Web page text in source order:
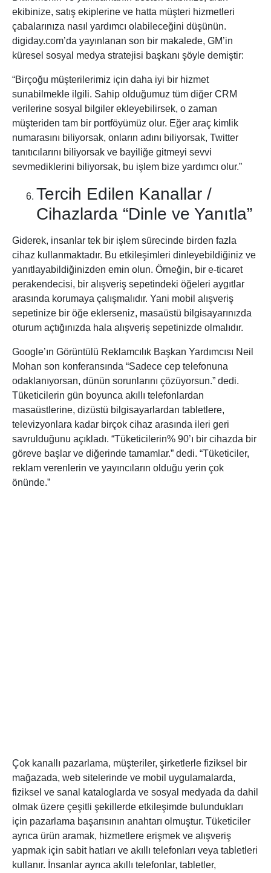
ekibinize, satış ekiplerine ve hatta müşteri hizmetleri
çabalarınıza nasıl yardımcı olabileceğini düşünün.
digiday.com’da yayınlanan son bir makalede, GM’in
küresel sosyal medya stratejisi başkanı şöyle demiştir:
“Birçoğu müşterilerimiz için daha iyi bir hizmet
sunabilmekle ilgili. Sahip olduğumuz tüm diğer CRM
verilerine sosyal bilgiler ekleyebilirsek, o zaman
müşteriden tam bir portföyümüz olur. Eğer araç kimlik
numarasını biliyorsak, onların adını biliyorsak, Twitter
tanıtıcılarını biliyorsak ve bayiliğe gitmeyi sevvi
sevmediklerini biliyorsak, bu işlem bize yardımcı olur.”
Tercih Edilen Kanallar /
Cihazlarda “Dinle ve Yanıtla”
Giderek, insanlar tek bir işlem sürecinde birden fazla
cihaz kullanmaktadır. Bu etkileşimleri dinleyebildiğiniz ve
yanıtlayabildiğinizden emin olun. Örneğin, bir e-ticaret
perakendecisi, bir alışveriş sepetindeki öğeleri aygıtlar
arasında korumaya çalışmalıdır. Yani mobil alışveriş
sepetinize bir öğe eklerseniz, masaüstü bilgisayarınızda
oturum açtığınızda hala alışveriş sepetinizde olmalıdır.
Google’ın Görüntülü Reklamcılık Başkan Yardımcısı Neil
Mohan son konferansında “Sadece cep telefonuna
odaklanıyorsan, dünün sorunlarını çözüyorsun.” dedi.
Tüketicilerin gün boyunca akıllı telefonlardan
masaüstlerine, dizüstü bilgisayarlardan tabletlere,
televizyonlara kadar birçok cihaz arasında ileri geri
savrulduğunu açıkladı. “Tüketicilerin% 90’ı bir cihazda bir
göreve başlar ve diğerinde tamamlar.” dedi. “Tüketiciler,
reklam verenlerin ve yayıncıların olduğu yerin çok
önünde.”
Çok kanallı pazarlama, müşteriler, şirketlerle fiziksel bir
mağazada, web sitelerinde ve mobil uygulamalarda,
fiziksel ve sanal kataloglarda ve sosyal medyada da dahil
olmak üzere çeşitli şekillerde etkileşimde bulundukları
için pazarlama başarısının anahtarı olmuştur. Tüketiciler
ayrıca ürün aramak, hizmetlere erişmek ve alışveriş
yapmak için sabit hatları ve akıllı telefonları veya tabletleri
kullanır. İnsanlar ayrıca akıllı telefonlar, tabletler,